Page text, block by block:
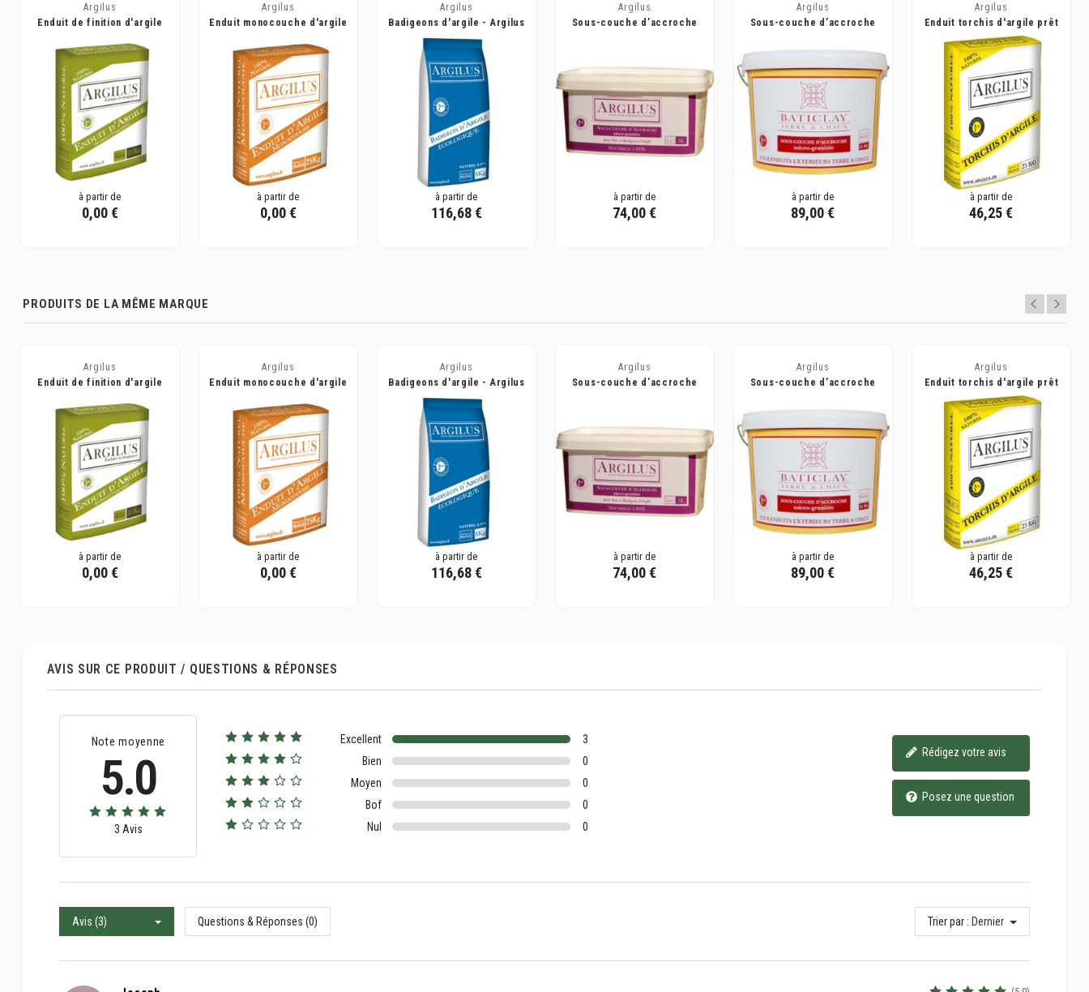
Argilus
Enduit de finition d'argile
à partir de
0,00 €
Argilus
Enduit monocouche d'argile
à partir de
0,00 €
Argilus
Badigeons d'argile - Argilus
à partir de
116,68 €
Argilus
Sous-couche d’accroche
à partir de
74,00 €
Argilus
Sous-couche d’accroche
l’emploi...
à partir de
89,00 €
Argilus
Enduit torchis d'argile prêt
à l'emploi - Argilus
à partir de
46,25 €
PRODUITS DE LA MÊME MARQUE
Argilus
Enduit de finition d'argile
à partir de
0,00 €
Argilus
Enduit monocouche d'argile
à partir de
0,00 €
Argilus
Badigeons d'argile - Argilus
à partir de
116,68 €
Argilus
Sous-couche d’accroche
à partir de
74,00 €
Argilus
Sous-couche d’accroche
à partir de
89,00 €
Argilus
Enduit torchis d'argile prêt
à l'emploi - Argilus
à partir de
46,25 €
AVIS SUR CE PRODUIT / QUESTIONS & RÉPONSES
Note moyenne
5.0
3 Avis
Excellent
3
Bien
0
Moyen
0
Bof
0
Nul
0
Rédigez votre avis
Posez une question
Avis (3) Questions & Réponses (0) Trier par : Dernier